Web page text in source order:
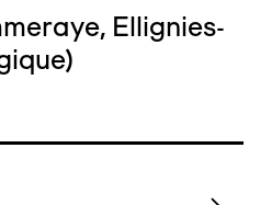
Ellignies-